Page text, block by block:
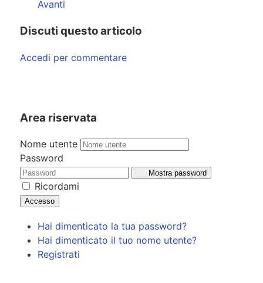
Avanti
Discuti questo articolo
Accedi per commentare
Area riservata
Nome utente
Password
Mostra password
Ricordami
Accesso
Hai dimenticato la tua password?
Hai dimenticato il tuo nome utente?
Registrati